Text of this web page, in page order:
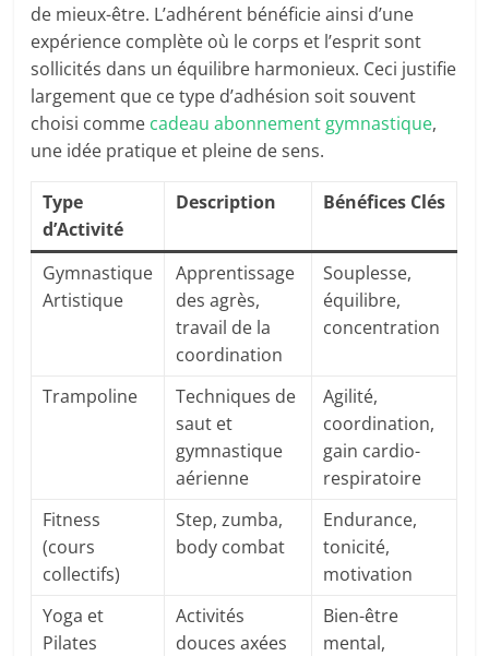
de mieux-être. L’adhérent bénéficie ainsi d’une
expérience complète où le corps et l’esprit sont
sollicités dans un équilibre harmonieux. Ceci justifie
largement que ce type d’adhésion soit souvent
choisi comme cadeau abonnement gymnastique,
une idée pratique et pleine de sens.
Type
d’Activité
Description Bénéfices Clés
Gymnastique
Artistique
Apprentissage
des agrès,
travail de la
coordination
Souplesse,
équilibre,
concentration
Trampoline
Techniques de
saut et
gymnastique
aérienne
Agilité,
coordination,
gain cardio-
respiratoire
Fitness
(cours
collectifs)
Step, zumba,
body combat
Endurance,
tonicité,
motivation
Yoga et
Pilates
Activités
douces axées
Bien-être
mental,